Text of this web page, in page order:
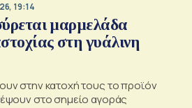
19:14
μαρμελάδα
στη γυάλινη
στην κατοχή τους το προϊόν
στο σημείο αγοράς